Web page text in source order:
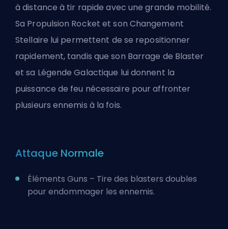
à distance à tir rapide avec une grande mobilité.
Sa Propulsion Rocket et son Changement
Stellaire lui permettent de se repositionner
rapidement, tandis que son Barrage de Blaster
et sa Légende Galactique lui donnent la
puissance de feu nécessaire pour affronter
plusieurs ennemis à la fois.
Attaque Normale
Éléments Guns – Tire des blasters doubles
pour endommager les ennemis.